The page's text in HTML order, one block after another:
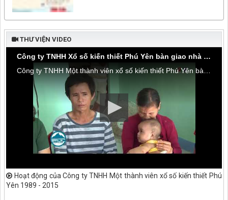
THƯ VIỆN VIDEO
Công ty TNHH Xổ số kiến thiết Phú Yên bàn giao nhà tình thương tại thôn Hòa Đa, xã An Mỹ
Hoạt động của Công ty TNHH Một thành viên xổ số kiến thiết Phú
Yên 1989 - 2015